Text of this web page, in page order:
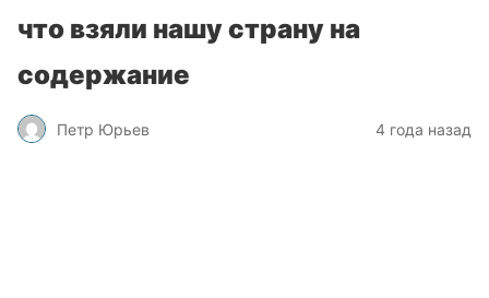
что взяли нашу страну на
содержание
Петр Юрьев 4 года назад